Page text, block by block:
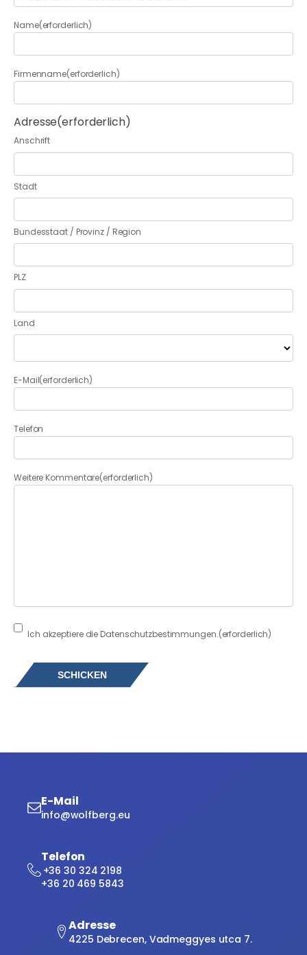
Name(erforderlich)
Firmenname(erforderlich)
Adresse(erforderlich)
Anschrift
Stadt
Bundesstaat / Provinz / Region
PLZ
Land
E-Mail(erforderlich)
Telefon
Weitere Kommentare(erforderlich)
Consent (erforderlich)
Ich akzeptiere die Datenschutzbestimmungen.(erforderlich)
E-Mail
info@wolfberg.eu
Telefon
+36 30 324 2198
+36 20 469 5843
Adresse
4225 Debrecen, Vadmeggyes utca 7.